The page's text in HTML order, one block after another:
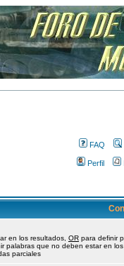
FAQ
Perfil
en los resultados, OR para definir
palabras que no deben estar en los
parciales